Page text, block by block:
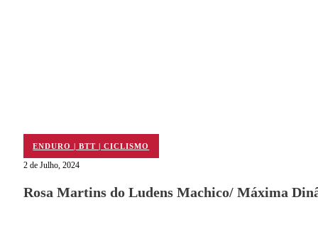
ENDURO | BTT | CICLISMO
2 de Julho, 2024
Rosa Martins do Ludens Machico/ Máxima